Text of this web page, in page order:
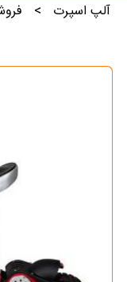
آلپ اسپرت >